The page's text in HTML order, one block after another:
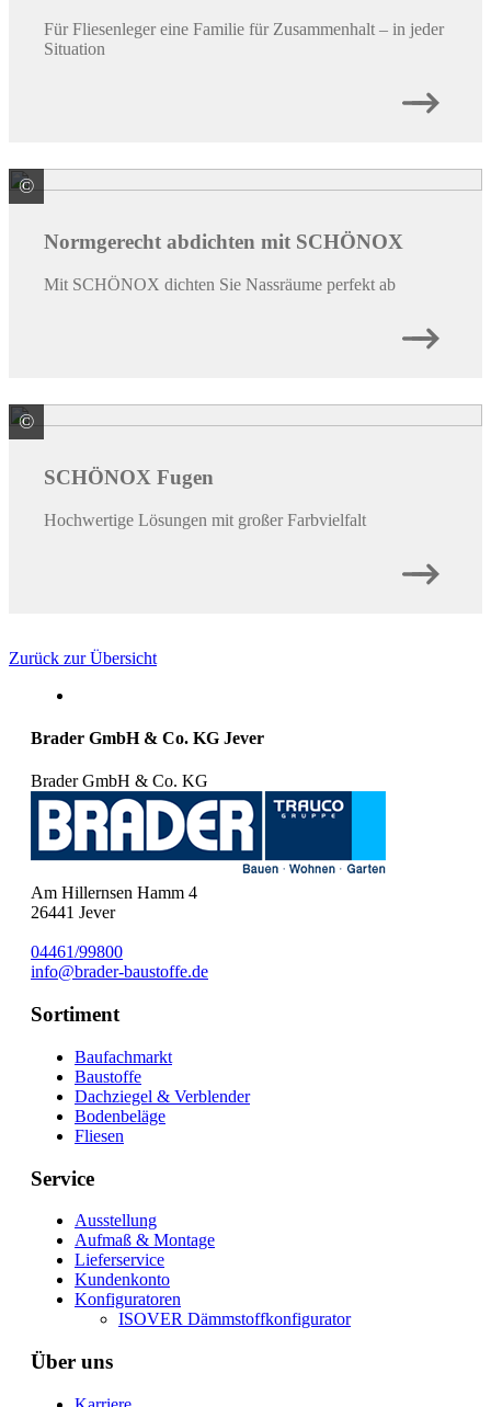
Für Fliesenleger eine Familie für Zusammenhalt – in jeder
Situation
© Sika Deutschland CH AG & Co KG -Marke SCHÖNOX-
Normgerecht abdichten mit SCHÖNOX
Mit SCHÖNOX dichten Sie Nassräume perfekt ab
© Sika Deutschland CH AG & Co KG -Marke SCHÖNOX-
SCHÖNOX Fugen
Hochwertige Lösungen mit großer Farbvielfalt
Zurück zur Übersicht
Brader GmbH & Co. KG Jever
Brader GmbH & Co. KG
Am Hillernsen Hamm 4
26441 Jever
04461/99800
info@brader-baustoffe.de
Sortiment
Baufachmarkt
Baustoffe
Dachziegel & Verblender
Bodenbeläge
Fliesen
Service
Ausstellung
Aufmaß & Montage
Lieferservice
Kundenkonto
Konfiguratoren
ISOVER Dämmstoffkonfigurator
Über uns